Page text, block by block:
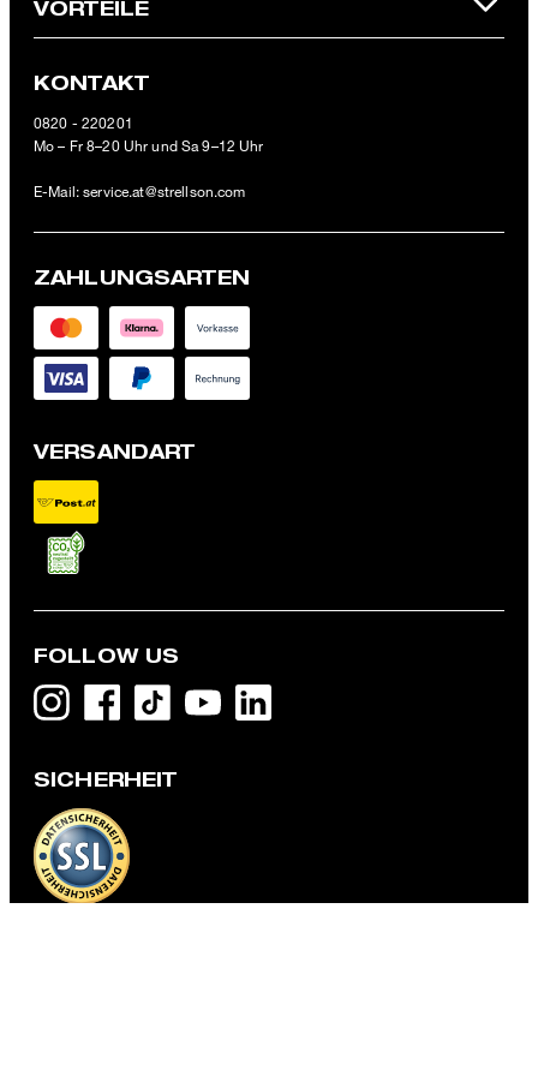
€ 99,95
inkl. MwSt
L - NUR NOCH 1 ARTIKEL VERFÜGBAR
VORTEILE
KONTAKT
0820 - 220201
Mo – Fr 8–20 Uhr und Sa 9–12 Uhr
E-Mail:service.at@strellson.com
ZAHLUNGSARTEN
VERSANDART
FOLLOW US
SICHERHEIT